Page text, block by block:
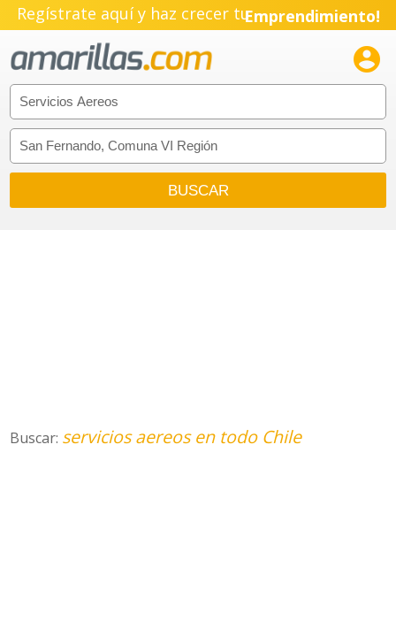
Regístrate aquí y haz crecer tuEmprendimiento!

Buscar: servicios aereos en todo Chile